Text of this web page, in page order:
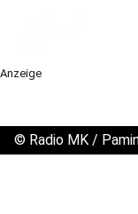
Anzeige
© Radio MK /